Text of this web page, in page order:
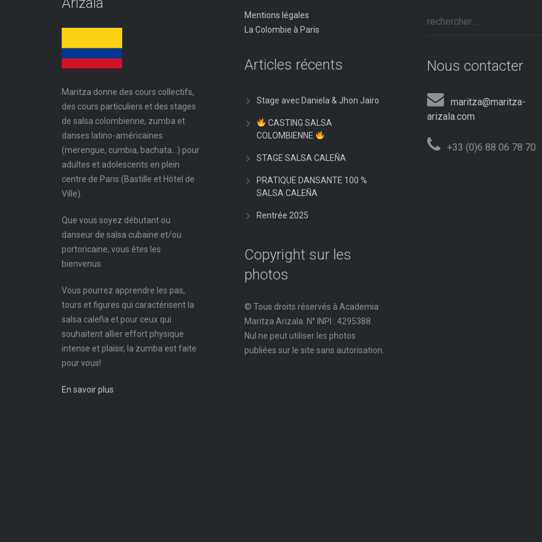
Maritza donne des cours collectifs,
des cours particuliers et des stages
de salsa colombienne, zumba et
danses latino-américaines
(merengue, cumbia, bachata…) pour
adultes et adolescents en plein
centre de Paris (Bastille et Hôtel de
Ville).
Que vous soyez débutant ou
danseur de salsa cubaine et/ou
portoricaine, vous êtes les
bienvenus.
Vous pourrez apprendre les pas,
tours et figures qui caractérisent la
salsa caleña et pour ceux qui
souhaitent allier effort physique
intense et plaisir, la zumba est faite
pour vous!
En savoir plus
Mentions légales
La Colombie à Paris
Articles récents
Stage avec Daniela & Jhon Jairo
CASTING SALSA
COLOMBIENNE
STAGE SALSA CALEÑA
PRATIQUE DANSANTE 100 %
SALSA CALEÑA
Rentrée 2025
Copyright sur les
photos
© Tous droits réservés à Academia
Maritza Arizala. N° INPI : 4295388.
Nul ne peut utiliser les photos
publiées sur le site sans autorisation.
Nous contacter
maritza@maritza-
arizala.com
+33 (0)6 88 06 78 70